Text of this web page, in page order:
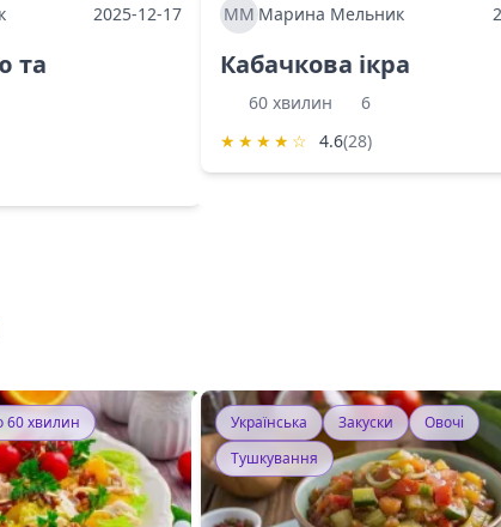
2025-12-17
та
ММ Марина Мельник
Кабачкова ікра
60 хвилин
6
★ ★ ★ ★ ☆ 4.6(28)
60 хвилин
Українська Закуски
Овочі
Тушкування